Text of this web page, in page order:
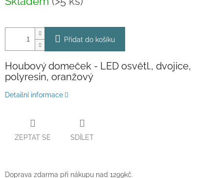
cena:
Přidat do košíku
Houbový domeček - LED osvětl., dvojice,
polyresin, oranžový
Detailní informace
ZEPTAT SE SDÍLET
Doprava zdarma při nákupu nad 1299kč.